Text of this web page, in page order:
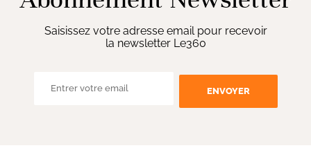
Saisissez votre adresse email pour recevoir
la newsletter Le360
ENVOYER